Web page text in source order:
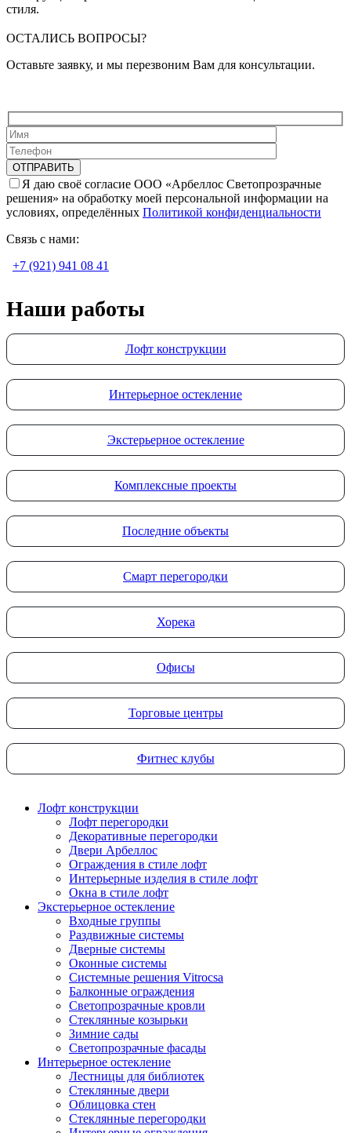
стиля.
ОСТАЛИСЬ ВОПРОСЫ?
Оставьте заявку, и мы перезвоним Вам для консультации.
Я даю своё согласие ООО «Арбеллос Светопрозрачные
решения» на обработку моей персональной информации на
условиях, определённых Политикой конфиденциальности
Связь с нами:
+7 (921) 941 08 41
Наши работы
Лофт конструкции
Интерьерное остекление
Экстерьерное остекление
Комплексные проекты
Последние объекты
Смарт перегородки
Хорека
Офисы
Торговые центры
Фитнес клубы
Лофт конструкции
Лофт перегородки
Декоративные перегородки
Двери Арбеллос
Ограждения в стиле лофт
Интерьерные изделия в стиле лофт
Окна в стиле лофт
Экстерьерное остекление
Входные группы
Раздвижные системы
Дверные системы
Оконные системы
Системные решения Vitrocsa
Балконные ограждения
Светопрозрачные кровли
Стеклянные козырьки
Зимние сады
Светопрозрачные фасады
Интерьерное остекление
Лестницы для библиотек
Стеклянные двери
Облицовка стен
Стеклянные перегородки